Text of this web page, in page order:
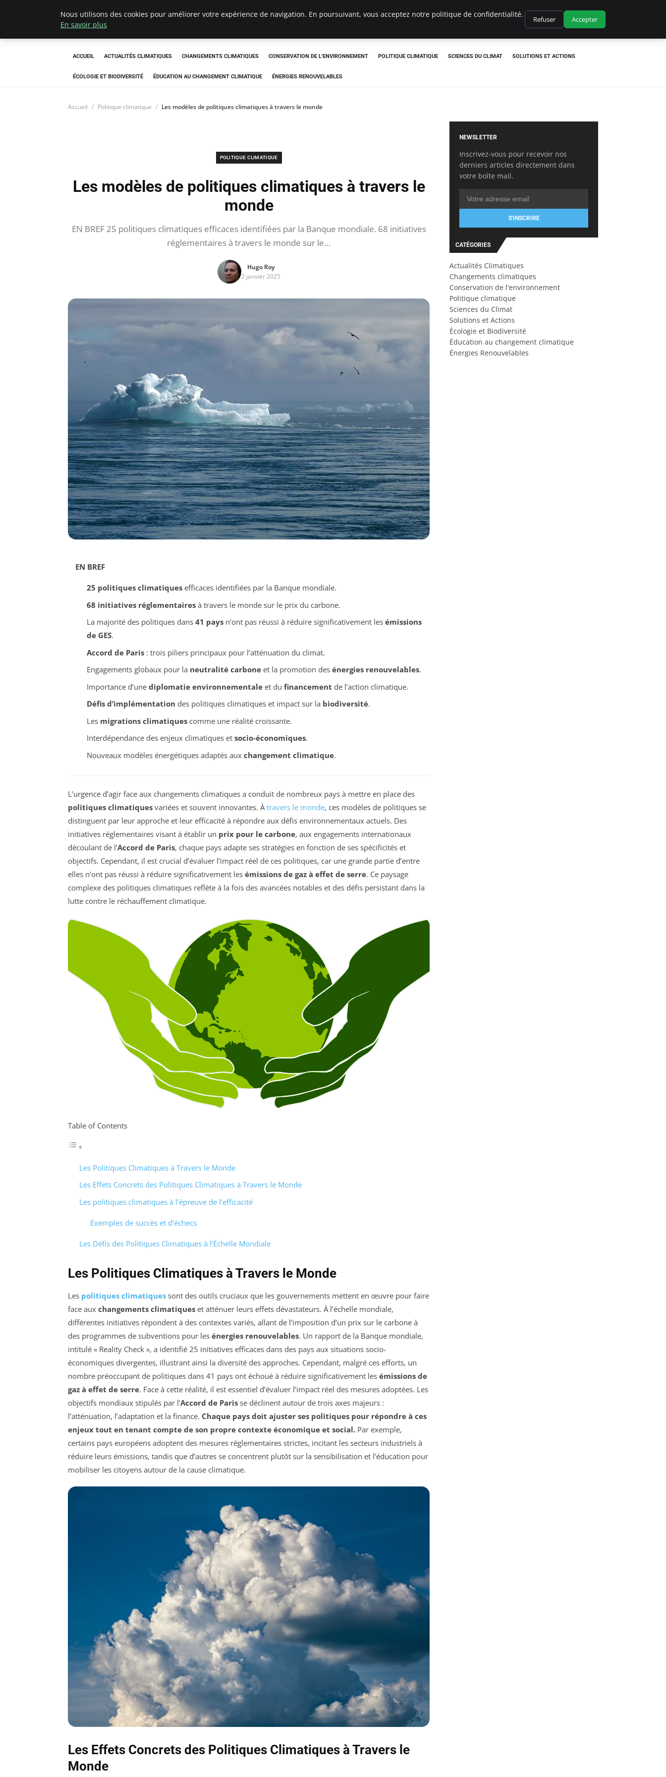
Climatedebtagents
ACCUEIL ACTUALITÉS CLIMATIQUES CHANGEMENTS CLIMATIQUES CONSERVATION DE L'ENVIRONNEMENT POLITIQUE CLIMATIQUE SCIENCES DU CLIMAT SOLUTIONS ET ACTIONS
ÉCOLOGIE ET BIODIVERSITÉ ÉDUCATION AU CHANGEMENT CLIMATIQUE ÉNERGIES RENOUVELABLES
Accueil Politique climatique Les modèles de politiques climatiques à travers le monde
POLITIQUE CLIMATIQUE
Les modèles de politiques climatiques à travers le
monde
EN BREF 25 politiques climatiques efficaces identifiées par la Banque mondiale. 68 initiatives
réglementaires à travers le monde sur le…
Hugo Roy
2 janvier 2025
EN BREF
25 politiques climatiquesefficaces identifiées par la Banque mondiale.
68 initiatives réglementairesà travers le monde sur le prix du carbone.
La majorité des politiques dans 41 paysn’ont pas réussi à réduire significativement les émissions
de GES.
Accord de Paris: trois piliers principaux pour l’atténuation du climat.
Engagements globaux pour la neutralité carboneet la promotion des énergies renouvelables.
Importance d’une diplomatie environnementaleet du financement de l’action climatique.
Défis d’implémentation des politiques climatiques et impact sur la biodiversité.
Les migrations climatiquescomme une réalité croissante.
Interdépendance des enjeux climatiques et socio-économiques.
Nouveaux modèles énergétiques adaptés aux changement climatique.
L’urgence d’agir face aux changements climatiques a conduit de nombreux pays à mettre en place des
politiques climatiques variées et souvent innovantes. À travers le monde, ces modèles de politiques se
distinguent par leur approche et leur efficacité à répondre aux défis environnementaux actuels. Des
initiatives réglementaires visant à établir un prix pour le carbone, aux engagements internationaux
découlant de l’Accord de Paris, chaque pays adapte ses stratégies en fonction de ses spécificités et
objectifs. Cependant, il est crucial d’évaluer l’impact réel de ces politiques, car une grande partie d’entre
elles n’ont pas réussi à réduire significativement les émissions de gaz à effet de serre. Ce paysage
complexe des politiques climatiques reflète à la fois des avancées notables et des défis persistant dans la
lutte contre le réchauffement climatique.
Table of Contents
Les Politiques Climatiques à Travers le Monde
Les Effets Concrets des Politiques Climatiques à Travers le Monde
Les politiques climatiques à l’épreuve de l’efficacité
Exemples de succès et d’échecs
Les Défis des Politiques Climatiques à l’Échelle Mondiale
Les Politiques Climatiques à Travers le Monde
Les politiques climatiques sont des outils cruciaux que les gouvernements mettent en œuvre pour faire
face aux changements climatiques et atténuer leurs effets dévastateurs. À l’échelle mondiale,
différentes initiatives répondent à des contextes variés, allant de l’imposition d’un prix sur le carbone à
des programmes de subventions pour les énergies renouvelables. Un rapport de la Banque mondiale,
intitulé « Reality Check », a identifié 25 initiatives efficaces dans des pays aux situations socio-
économiques divergentes, illustrant ainsi la diversité des approches. Cependant, malgré ces efforts, un
nombre préoccupant de politiques dans 41 pays ont échoué à réduire significativement les émissions de
gaz à effet de serre. Face à cette réalité, il est essentiel d’évaluer l’impact réel des mesures adoptées. Les
objectifs mondiaux stipulés par l’Accord de Paris se déclinent autour de trois axes majeurs :
l’atténuation, l’adaptation et la finance. Chaque pays doit ajuster ses politiques pour répondre à ces
enjeux tout en tenant compte de son propre contexte économique et social. Par exemple,
certains pays européens adoptent des mesures réglementaires strictes, incitant les secteurs industriels à
réduire leurs émissions, tandis que d’autres se concentrent plutôt sur la sensibilisation et l’éducation pour
mobiliser les citoyens autour de la cause climatique.
Les Effets Concrets des Politiques Climatiques à Travers le
Monde
NEWSLETTER
Inscrivez-vous pour recevoir nos
derniers articles directement dans
votre boîte mail.
S'INSCRIRE
CATÉGORIES
Actualités Climatiques
Changements climatiques
Conservation de l'environnement
Politique climatique
Sciences du Climat
Solutions et Actions
Écologie et Biodiversité
Éducation au changement climatique
Énergies Renouvelables
Nous utilisons des cookies pour améliorer votre expérience de navigation. En poursuivant, vous acceptez notre politique de confidentialité.
En savoir plus
Refuser Accepter